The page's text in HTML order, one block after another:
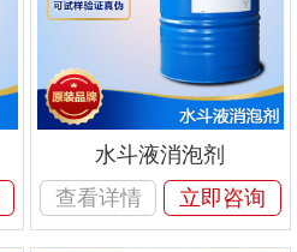
水斗液消泡剂
查看详情
立即咨询